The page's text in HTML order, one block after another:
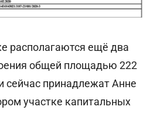
располагаются ещё два
общей площадью 222
сейчас принадлежат Анне
участке капитальных